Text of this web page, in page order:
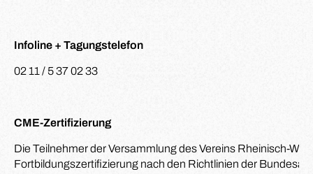
Infoline + Tagungstelefon
02 11 / 5 37 02 33
CME-Zertifizierung
Die Teilnehmer der Versammlung des Vereins Rheinisch-
Fortbildungszertifizierung nach den Richtlinien der